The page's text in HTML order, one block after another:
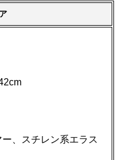
、スチレン系エラス